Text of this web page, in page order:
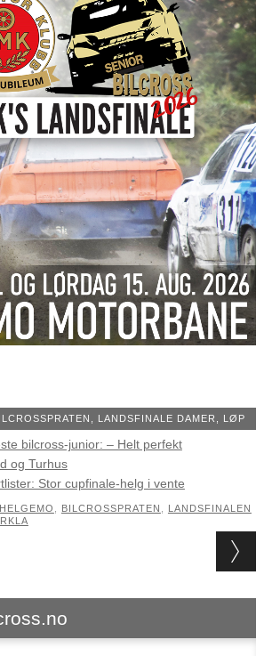
LANDSFINALE DAMER LØP
bilcross-junior: – Helt perfekt
og Turhus
Stor cupfinale-helg i vente
BILCROSSPRATEN
LANDSFINALEN